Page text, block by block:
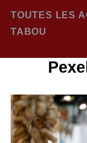
TOUTES LES
TABOU